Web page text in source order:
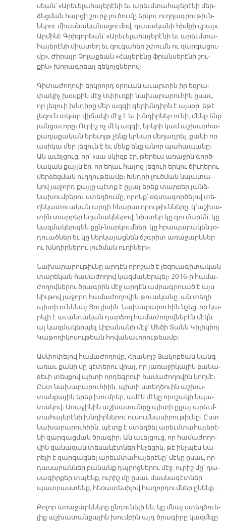
սեան՝ «Ա­րե­ւե­լա­հա­յե­րէ­նի եւ ա­րեւմ­տա­հա­յե­րէ­նի մեր­
ձեց­ման հար­ցի շուրջ լու­ծու­մը եր­կու ուղ­ղագ­րու­թիւն­
նե­րու միաս­նա­կա­նա­ցու­մով, դա­սա­կա­նի հիմ­քի վրայ»,
Ար­մի­նէ Գրի­գո­րեան՝ «Ա­րե­ւե­լա­հա­յե­րէ­նի եւ ա­րեւմ­տա­
հա­յե­րէ­նի միա­տեղ եւ զու­գա­հեռ շփումն ու զար­գա­ցու­
մը», Ժի­րայր Չո­լա­քեան «Հա­յե­րէ­նը ֆրան­սե­րէ­նի շու­
քին» խո­րագ­րեալ զե­կոյց­նե­րով։
Գի­տա­ժո­ղո­վի երկ­րորդ օ­րուան ա­ւար­տին իր եզ­րա­
փա­կիչ խօս­քին մէջ Սփիւռ­քի նա­խա­րա­րու­հին ը­սաւ,
որ լե­զուի խնդի­րը մեր ազ­գի գերխն­դիրն է այ­սօր. ե­թէ
լե­զուն տկար վի­ճա­կի մէջ է եւ խնդիր­ներ ու­նի, մենք ենք
յան­ցա­ւո­րը։ Ու­րիշ ոչ մէկ ազ­գի, երկ­րի կամ աշ­խար­հա­
քա­ղա­քա­կան ե­րե­ւոյթ չենք կրնար մե­ղադ­րել, քա­նի որ
ա­սի­կա մեր լե­զուն է եւ մենք ենք ա­նոր պա­հա­պա­նը։
Ան ա­ւել­ցուց, որ՝ «սա սկիզբ էր, թե­րեւս ա­ռա­ջին գործ­
նա­կան քայլն էր, որ եղաւ հա­յոց լե­զուի եր­կու ճիւ­ղե­րու
մեր­ձեց­ման ուղ­ղու­թեամբ։ Խնդրի լուծ­ման նպա­տա­
կով յա­ջորդ քայ­լը պէտք է ըլլայ ե­րեք տար­բեր յանձ­
նախում­բե­րու ստեղ­ծու­մը, ո­րոնք՝ օգ­տա­գոր­ծե­լով տե­
ղե­կա­տուա­կան ար­դի հնա­րա­ւո­րու­թիւն­նե­րը, կ՚աշ­խա­
տին տար­բեր ե­ղա­նակ­նե­րով, նիս­տեր կը գումա­րեն, կը
կազ­մա­կեր­պեն քըն-նար­կում­ներ, կը հրա­պա­րա­կեն յօ­
դուած­ներ եւ կը ներ­կա­յաց­նեն ճշգրիտ ա­ռա­ջարկ­ներ
ու խնդիր­նե­րու լուծ­ման ու­ղի­ներ»։
Նա­խա­րա­րու­թիւ­նը ար­դէն ո­րո­շած է լե­զուա­գի­տա­կան
տա­րե­կան հա­մա­ժո­ղով կազ­մա­կեր­պել։ 2016-ի հա­մա­
ժո­ղով­նե­րու ծրագ­րին մէջ ար­դէն ամ­րագ­րուած է այս
նիւ­թով յա­ջորդ հա­մա­ժո­ղո­վին թուա­կա­նը. ան տե­ղի
պի­տի ու­նե­նայ Յու­լի­սին: Նա­խա­րա­րու­հին նշեց, որ կա­
րե­լի է ա­ւան­դա­կան դար­ձող հա­մա­ժո­ղով­նե­րէն մէկն
ալ կազ­մա­կեր­պել Լի­բա­նա­նի մէջ՝ Մե­ծի Տանն Կի­լի­կիոյ
Կա­թո­ղի­կո­սու­թեան հո­վա­նա­ւո­րու­թեամբ։
Ամ­փո­փե­լով հա­մա­ժո­ղո­վը, Հրա­նոյշ Յա­կո­բեան կանգ
ա­ռաւ քա­նի մը կէ­տե­րու վրայ, որ յա­ռա­ջի­կա­յին բա­նա­
ձե­ւի տես­քով պի­տի որ­դեգ­րուի հա­մա­ժո­ղո­վին կող­մէ։
Ըստ նա­խա­րա­րու­հիին, պի­տի ստեղ­ծուին աշ­խա­
տան­քա­յին ե­րեք խում­բեր, ա­մէն մէ­կը ո­րո­շա­կի նպա­
տա­կով։ Ա­ռա­ջի­նին աշ­խա­տան­քը պի­տի ըլ­լայ ա­րեւմ­
տա­հա­յե­րէ­նի խնդիր­նե­րու ու­սում­նա­սի­րու­թիւ­նը։ Ըստ
նա­խա­րա­րու­հի­ին, պէտք է ստեղ­ծել ա­րեւմ­տա­հա­յե­րէ­
նի զար­գաց­ման ծրա­գիր։ Ան ա­ւել­ցուց, որ հա­մա­ժո­ղո­
վին զա­նա­զան տե­սա­կէտ­ներ հնչե­ցին, թէ ինչ­պէս կա­
րե­լի է զար­գաց­նել ա­րեւմ­տա­հա­յե­րէ­նը՝ մէ­կը ը­սաւ, որ
դա­սա­րան­ներ բա­նանք դպրոց­նե­րու մէջ, ու­րիշ մը՝ դա­
սա­գիր­քեր տպենք, ու­րիշ մը ը­սաւ մաս­նա­գէտ­ներ
պատ­րաս­տենք, հե­ռա­տե­սի­լով հա­ղոր­դում­ներ ը­նենք…
Բո­լոր ա­ռա­ջարկ­նե­րը ըն­դու­նե­լի են, կը մնայ ստեղծուե­
լիք աշ­խա­տան­քա­յին խում­բին այդ ծրա­գի­րը կազ­մե­լը